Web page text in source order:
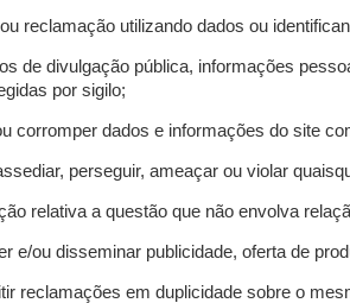
reclamação utilizando dados ou
de divulgação pública, informações
por sigilo;
corromper dados e informações do site
perseguir, ameaçar ou violar
relativa a questão que não envolva
e/ou disseminar publicidade, oferta de
reclamações em duplicidade sobre o